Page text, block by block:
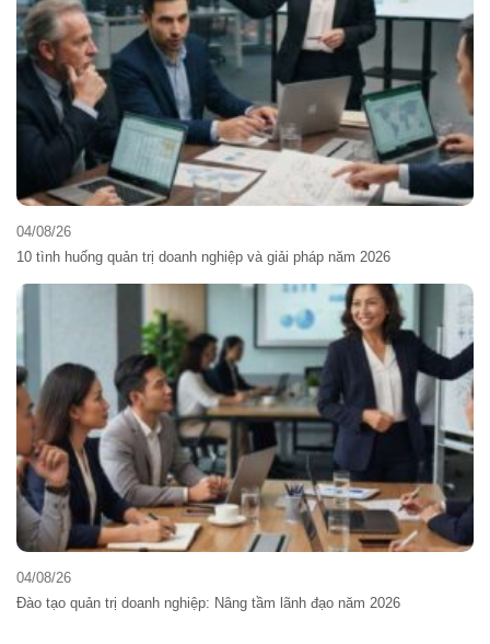
04/08/26
10 tình huống quản trị doanh nghiệp và giải pháp năm 2026
04/08/26
Đào tạo quản trị doanh nghiệp: Nâng tầm lãnh đạo năm 2026